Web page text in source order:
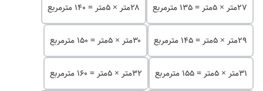
۲۷متر × 5متر = 135 مترمربع ۲۸متر × 5متر = 140 مترمربع
۲۹متر × 5متر = 145 مترمربع ۳۰متر × 5متر = 150 مترمربع
۳۱متر × 5متر = 155 مترمربع ۳۲متر × 5متر = 160 مترمربع